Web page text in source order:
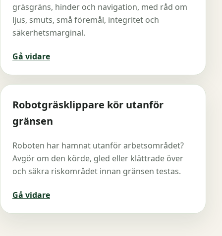
gräsgräns, hinder och navigation, med råd om
ljus, smuts, små föremål, integritet och
säkerhetsmarginal.
Gå vidare
Robotgräsklippare kör utanför
gränsen
Roboten har hamnat utanför arbetsområdet?
Avgör om den körde, gled eller klättrade över
och säkra riskområdet innan gränsen testas.
Gå vidare